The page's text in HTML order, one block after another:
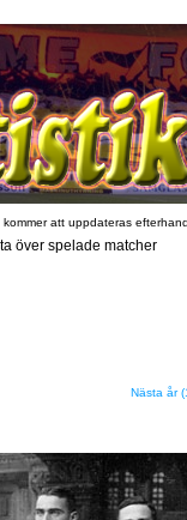
att uppdateras
över spelade matcher
Nästa år